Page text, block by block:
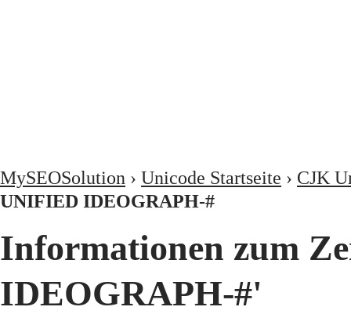
MySEOSolution › Unicode Startseite › CJK
UNIFIED IDEOGRAPH-#
Informationen zum
IDEOGRAPH-#'